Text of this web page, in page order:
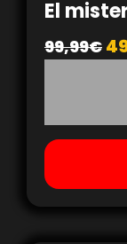
El
99,99€